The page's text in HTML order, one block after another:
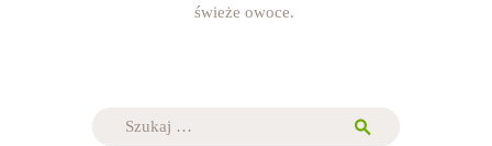
świeże owoce.
Szukaj: